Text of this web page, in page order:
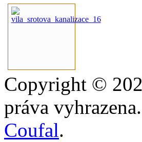
Copyright ©
práva
Coufal.